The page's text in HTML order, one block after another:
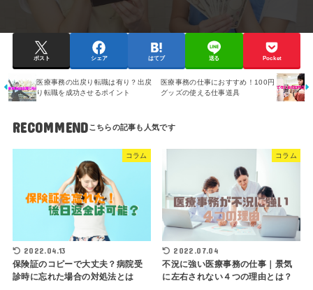
ポスト シェア はてブ 送る Pocket
医療事務の出戻り転職は有り？出戻
り転職を成功させるポイント
医療事務の仕事におすすめ！100円
グッズの使える仕事道具
RECOMMEND
コラム
2022.04.13
保険証のコピーで大丈夫？病院受
診時に忘れた場合の対処法とは
コラム
2022.07.04
不況に強い医療事務の仕事｜景気
に左右されない４つの理由とは？